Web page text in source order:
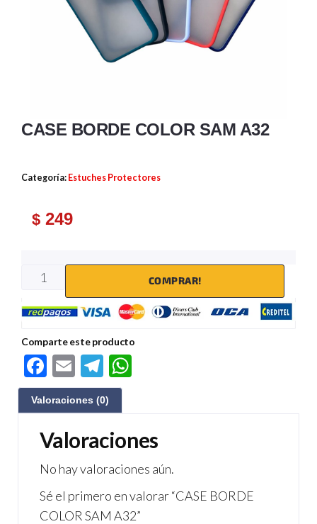
CASE BORDE COLOR SAM A32
Categoría: Estuches Protectores
$ 249
COMPRAR!
Comparte este producto
F
ac
e
b
o
o
k
E
m
ail
Te
le
gr
a
m
s
A
p
p
Valoraciones (0)
Valoraciones
No hay valoraciones aún.
Sé el primero en valorar “CASE BORDE
COLOR SAM A32”